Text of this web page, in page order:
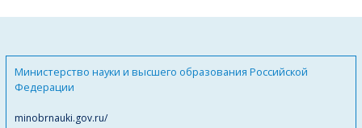
Министерство науки и высшего образования Российской
Федерации
minobrnauki.gov.ru/